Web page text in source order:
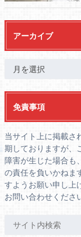
アーカイブ
免責事項
当サイト上に掲載さ
期しておりますが、
障害が生じた場合も
の責任を負いかねま
すようお願い申し上
お問い合わせくださ